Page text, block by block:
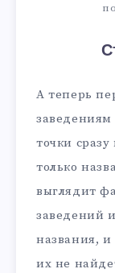
А теперь
заведениям
точки
только
выглядит
заведений
названия, и
их не